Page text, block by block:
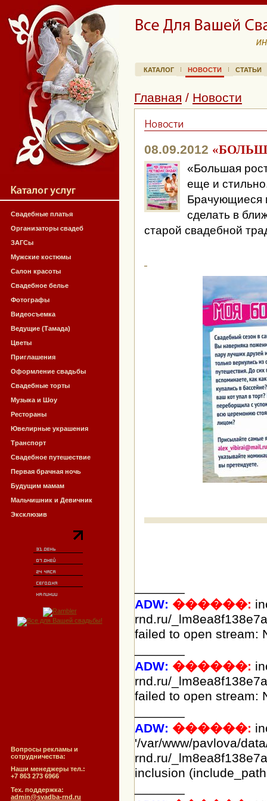
Свадебные платья
Организаторы свадеб
ЗАГСы
Мужские костюмы
Салон красоты
Свадебное белье
Фотографы
Видеосъемка
Ведущие (Тамада)
Цветы
Приглашения
Оформление свадьбы
Свадебные торты
Музыка и Шоу
Рестораны
Ювелирные украшения
Транспорт
Свадебное путешествие
Первая брачная ночь
Будущим мамам
Мальчишник и Девичник
Эксклюзив
Вопросы рекламы и
сотрудничества:
Наши менеджеры тел.:
+7 863 273 6966
Тех. поддержка:
admin@svadba-rnd.ru
КАТАЛОГ НОВОСТИ СТАТЬИ
Главная / Новости
08.09.2012
«Большая
еще и
Брачующиеся
сделать в
старой свадебной
ADW: ������:
rnd.ru/
failed to open stream:
ADW: ������:
rnd.ru/
failed to open stream:
ADW: ������:
'/var/www/pavlova/
rnd.ru/
inclusion